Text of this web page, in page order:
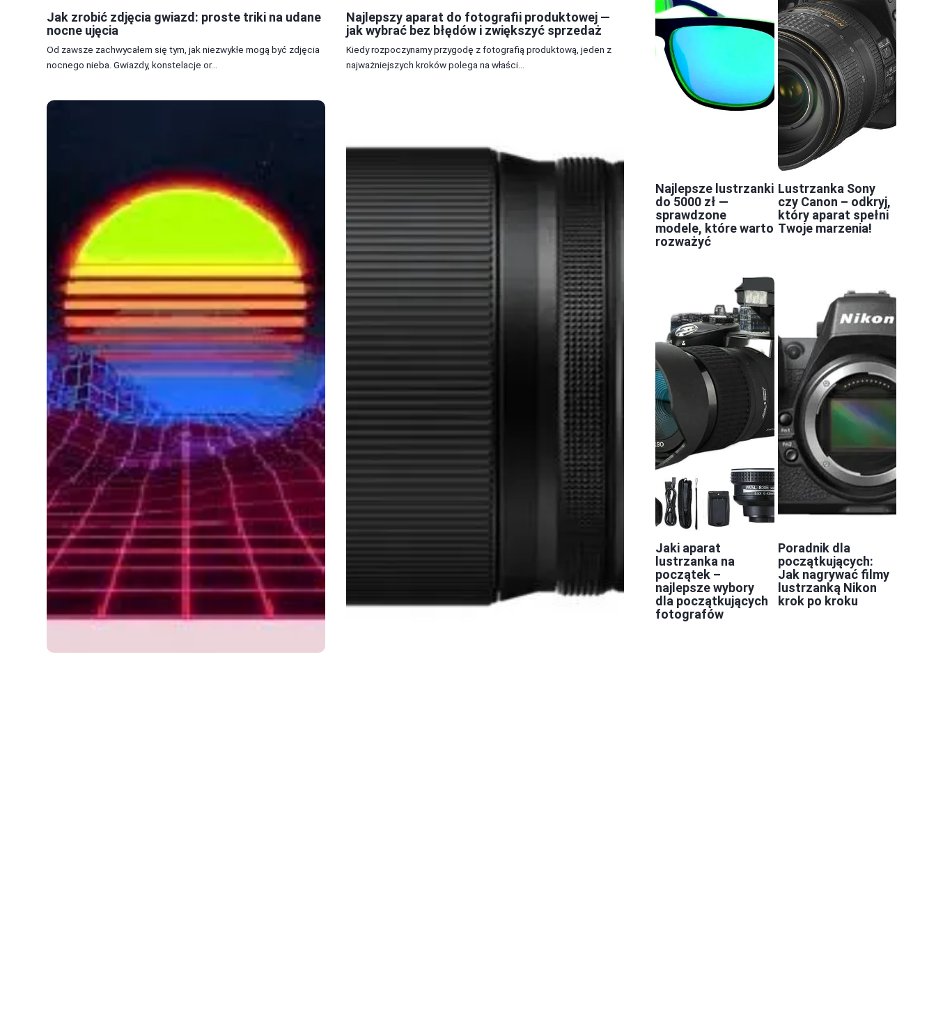
Jak zrobić zdjęcia gwiazd: proste triki na udane
nocne ujęcia
Od zawsze zachwycałem się tym, jak niezwykłe mogą być zdjęcia
nocnego nieba. Gwiazdy, konstelacje or...
Najlepszy aparat do fotografii produktowej —
jak wybrać bez błędów i zwiększyć sprzedaż
Kiedy rozpoczynamy przygodę z fotografią produktową, jeden z
najważniejszych kroków polega na właści...
Najlepsze lustrzanki
do 5000 zł —
sprawdzone
modele, które warto
rozważyć
Lustrzanka Sony
czy Canon – odkryj,
który aparat spełni
Twoje marzenia!
Jaki aparat
lustrzanka na
początek –
najlepsze wybory
dla początkujących
fotografów
Poradnik dla
początkujących:
Jak nagrywać filmy
lustrzanką Nikon
krok po kroku